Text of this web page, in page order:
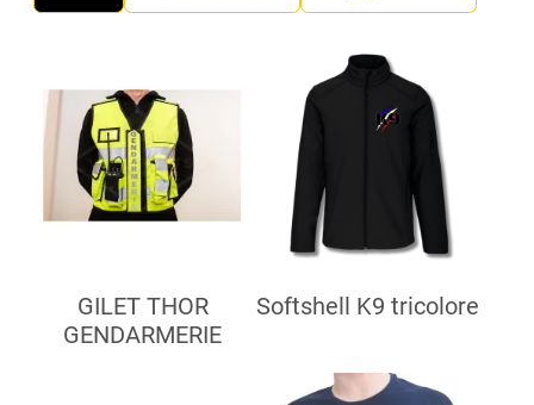
GILET THOR
GENDARMERIE
Softshell K9 tricolore